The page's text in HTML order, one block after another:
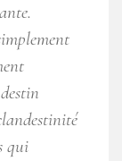
qui